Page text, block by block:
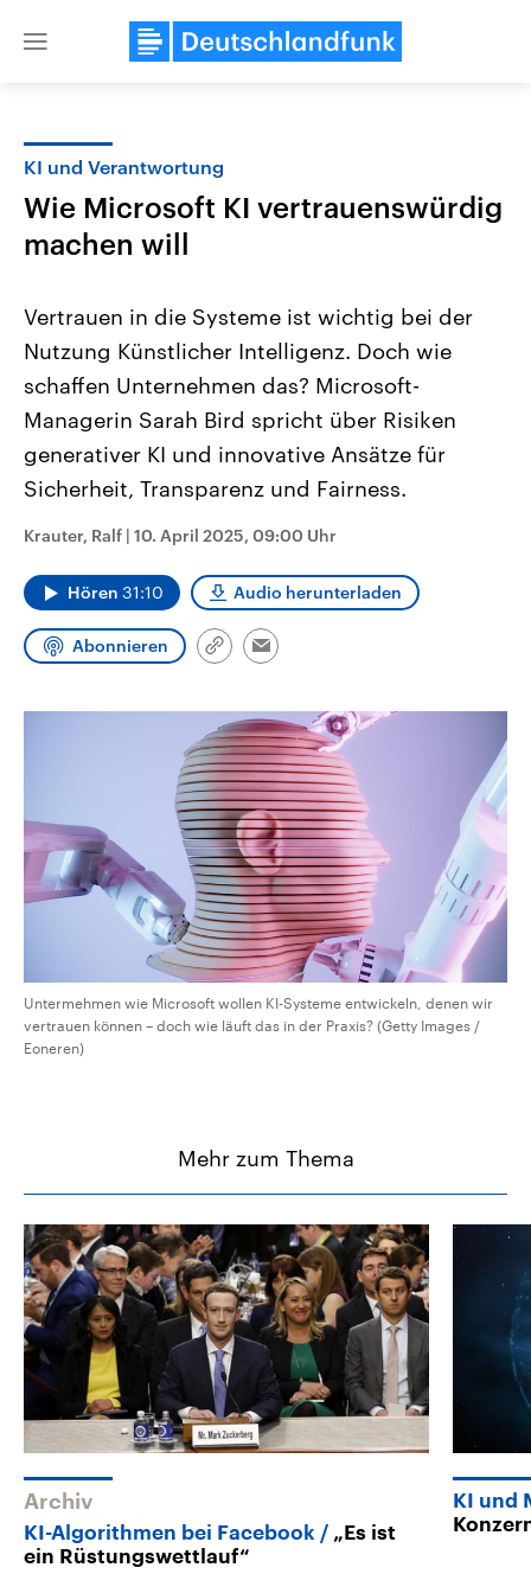
Close
Landtagswahl Sachsen-Anhalt
2026
Alle Informationen
Sachsen-Anhalt wählt am 6.
September 2026 einen neuen
Bundesland von einer Koalition aus
CDU, SPD und FDP regiert.-
Wahlprogramme, aktuelle Berichte
und Hintergründe zu den Parteien
Wahl.
USA
Aktuelle Beiträge,
Hintergründe
gehören die Vereinigten
mit großem Einfluss auf
aktuelle Weltgeschehen.
Sendungen Programm Podcasts
Audio-Archiv
KI und Verantwortung
Wie Microsoft KI vertrauenswürdig
machen will
Vertrauen in die Systeme ist wichtig bei der
Nutzung Künstlicher Intelligenz. Doch wie
schaffen Unternehmen das? Microsoft-
Managerin Sarah Bird spricht über Risiken
generativer KI und innovative Ansätze für
Sicherheit, Transparenz und Fairness.
Krauter, Ralf | 10. April 2025, 09:00 Uhr
Hören 31:10 Audio herunterladen
Abonnieren
Link
Email
Untermehmen wie Microsoft wollen KI-Systeme entwickeln, denen wir
vertrauen können – doch wie läuft das in der Praxis? (Getty Images /
Eoneren)
Mehr zum Thema
Archiv
KI-Algorithmen bei Facebook
„Es ist
ein Rüstungswettlauf“
KI und